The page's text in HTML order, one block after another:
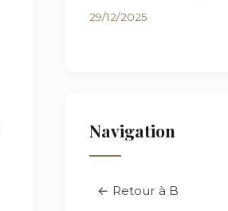
29/12/2025
Navigation
← Retour à B